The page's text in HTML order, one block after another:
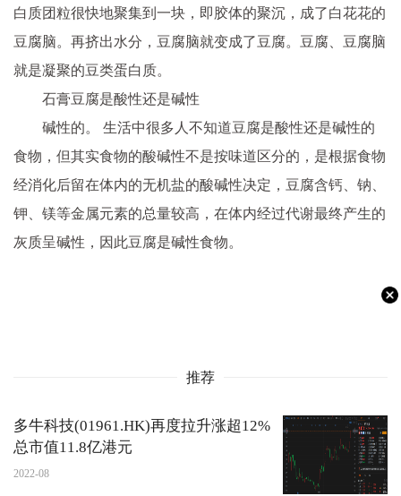
白质团粒很快地聚集到一块，即胶体的聚沉，成了白花花的
豆腐脑。再挤出水分，豆腐脑就变成了豆腐。豆腐、豆腐脑
就是凝聚的豆类蛋白质。
石膏豆腐是酸性还是碱性
碱性的。 生活中很多人不知道豆腐是酸性还是碱性的
食物，但其实食物的酸碱性不是按味道区分的，是根据食物
经消化后留在体内的无机盐的酸碱性决定，豆腐含钙、钠、
钾、镁等金属元素的总量较高，在体内经过代谢最终产生的
灰质呈碱性 ，因此豆腐是碱性食物。
推荐
多牛科技(01961.HK)再度拉升涨超12%
总市值11.8亿港元
2022-08